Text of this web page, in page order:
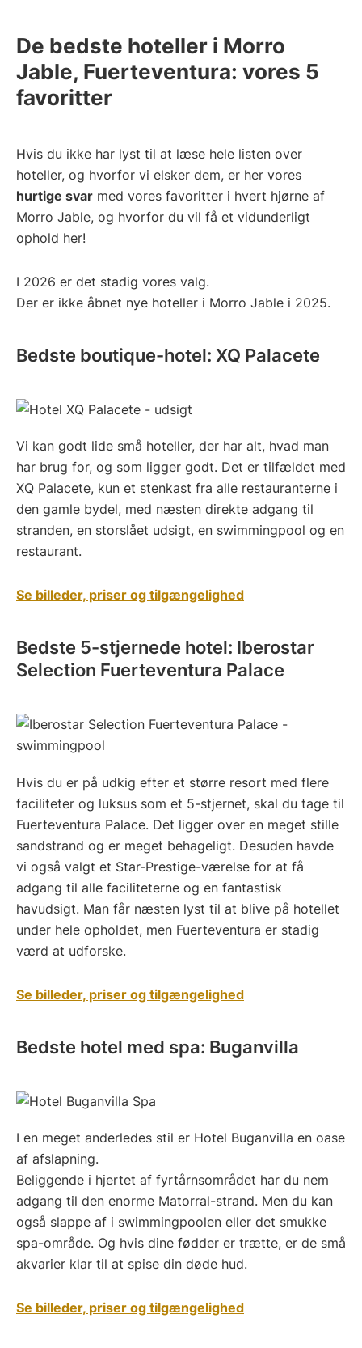
De bedste hoteller i Morro
Jable, Fuerteventura: vores 5
favoritter
Hvis du ikke har lyst til at læse hele listen over
hoteller, og hvorfor vi elsker dem, er her vores
hurtige svar med vores favoritter i hvert hjørne af
Morro Jable, og hvorfor du vil få et vidunderligt
ophold her!
I 2026 er det stadig vores valg.
Der er ikke åbnet nye hoteller i Morro Jable i 2025.
Bedste boutique-hotel: XQ Palacete
Vi kan godt lide små hoteller, der har alt, hvad man
har brug for, og som ligger godt. Det er tilfældet med
XQ Palacete, kun et stenkast fra alle restauranterne i
den gamle bydel, med næsten direkte adgang til
stranden, en storslået udsigt, en swimmingpool og en
restaurant.
Se billeder, priser og tilgængelighed
Bedste 5-stjernede hotel: Iberostar
Selection Fuerteventura Palace
Hvis du er på udkig efter et større resort med flere
faciliteter og luksus som et 5-stjernet, skal du tage til
Fuerteventura Palace. Det ligger over en meget stille
sandstrand og er meget behageligt. Desuden havde
vi også valgt et Star-Prestige-værelse for at få
adgang til alle faciliteterne og en fantastisk
havudsigt. Man får næsten lyst til at blive på hotellet
under hele opholdet, men Fuerteventura er stadig
værd at udforske.
Se billeder, priser og tilgængelighed
Bedste hotel med spa: Buganvilla
I en meget anderledes stil er Hotel Buganvilla en oase
af afslapning.
Beliggende i hjertet af fyrtårnsområdet har du nem
adgang til den enorme Matorral-strand. Men du kan
også slappe af i swimmingpoolen eller det smukke
spa-område. Og hvis dine fødder er trætte, er de små
akvarier klar til at spise din døde hud.
Se billeder, priser og tilgængelighed